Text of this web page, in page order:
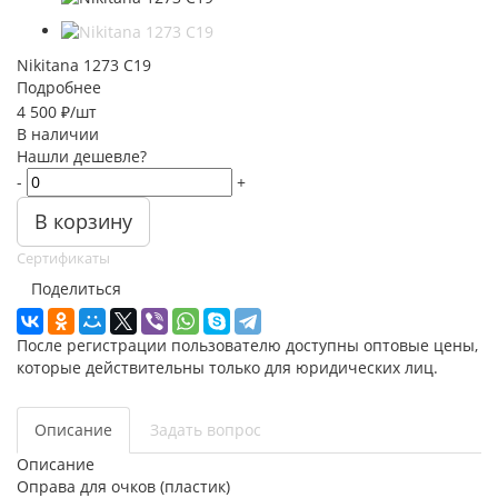
Nikitana 1273 C19
Подробнее
4 500 ₽/шт
В наличии
Нашли дешевле?
-
+
В корзину
Сертификаты
Поделиться
После регистрации пользователю доступны оптовые цены,
которые действительны только для юридических лиц.
Описание
Задать вопрос
Описание
Оправа для очков (пластик)